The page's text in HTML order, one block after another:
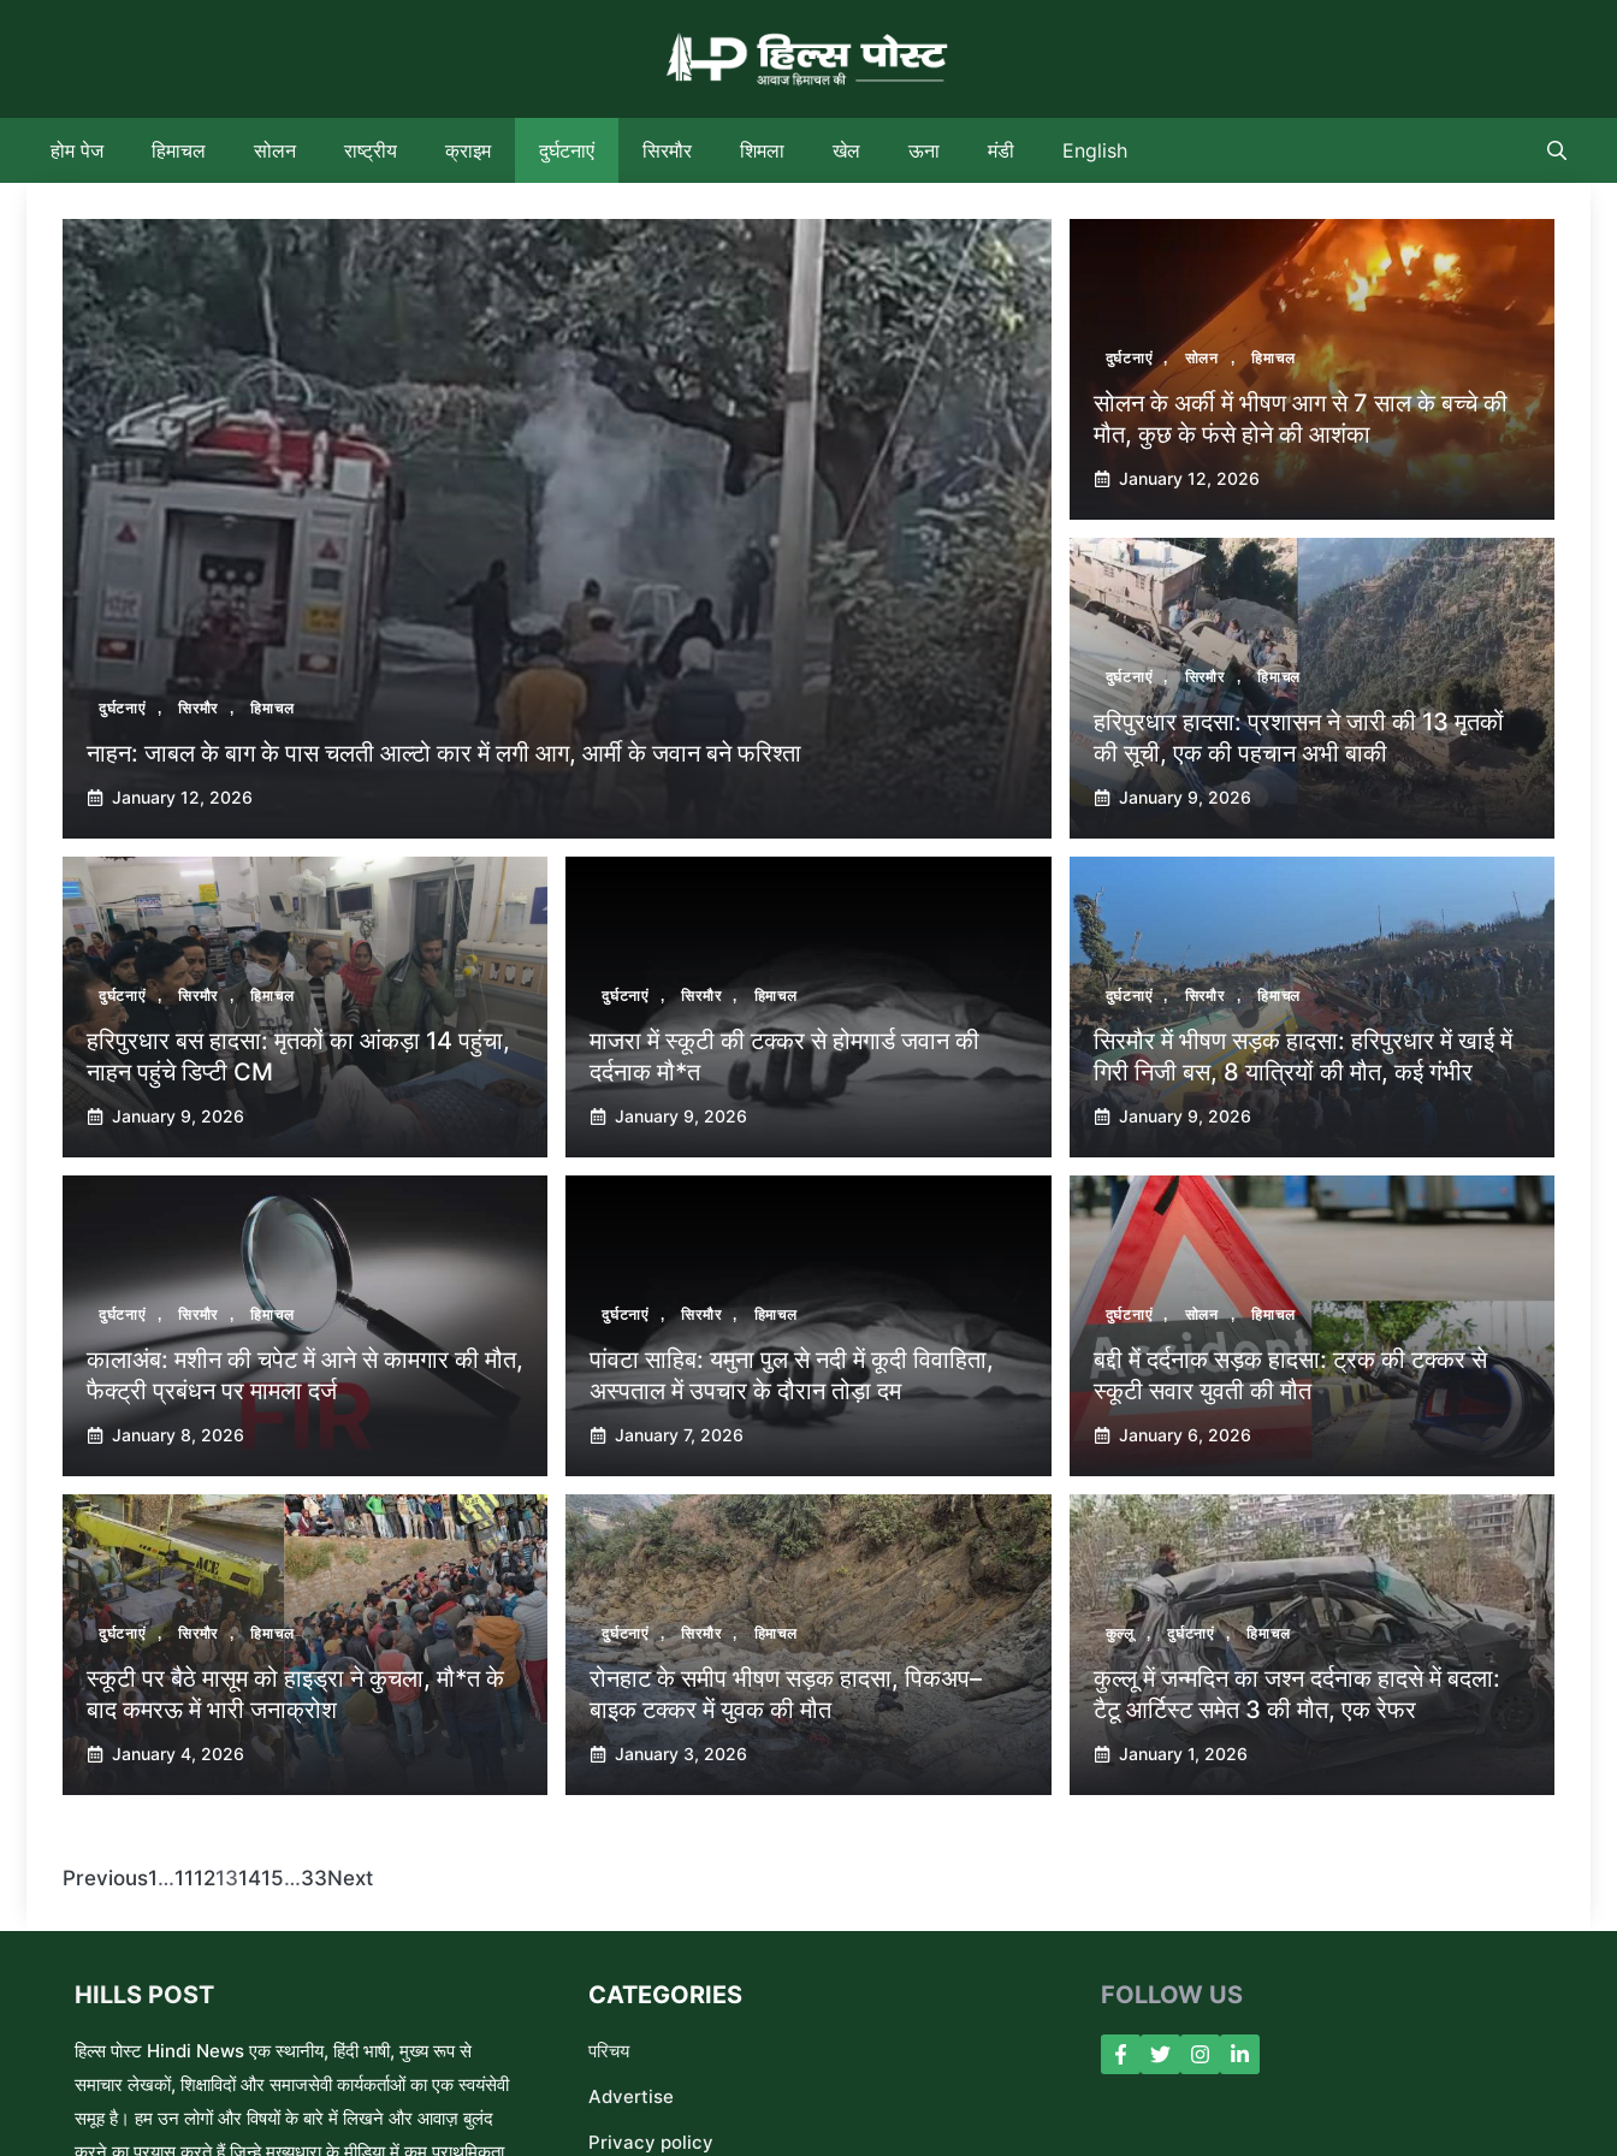
होम पेज हिमाचल सोलन राष्ट्रीय क्राइम दुर्घटनाएं सिरमौर शिमला खेल ऊना मंडी English
दुर्घटनाएं , सिरमौर , हिमाचल
नाहन: जाबल के बाग के पास चलती आल्टो कार में लगी आग, आर्मी के जवान बने फरिश्ता
January 12, 2026
दुर्घटनाएं , सोलन , हिमाचल
सोलन के अर्की में भीषण आग से 7 साल के बच्चे की
मौत, कुछ के फंसे होने की आशंका
January 12, 2026
दुर्घटनाएं , सिरमौर , हिमाचल
हरिपुरधार हादसा: प्रशासन ने जारी की 13 मृतकों
की सूची, एक की पहचान अभी बाकी
January 9, 2026
दुर्घटनाएं , सिरमौर , हिमाचल
हरिपुरधार बस हादसा: मृतकों का आंकड़ा 14 पहुंचा,
नाहन पहुंचे डिप्टी CM
January 9, 2026
दुर्घटनाएं , सिरमौर , हिमाचल
माजरा में स्कूटी की टक्कर से होमगार्ड जवान की
दर्दनाक मौ*त
January 9, 2026
दुर्घटनाएं , सिरमौर , हिमाचल
सिरमौर में भीषण सड़क हादसा: हरिपुरधार में खाई में
गिरी निजी बस, 8 यात्रियों की मौत, कई गंभीर
January 9, 2026
दुर्घटनाएं , सिरमौर , हिमाचल
कालाअंब: मशीन की चपेट में आने से कामगार की मौत,
फैक्ट्री प्रबंधन पर मामला दर्ज
January 8, 2026
दुर्घटनाएं , सिरमौर , हिमाचल
पांवटा साहिब: यमुना पुल से नदी में कूदी विवाहिता,
अस्पताल में उपचार के दौरान तोड़ा दम
January 7, 2026
दुर्घटनाएं , सोलन , हिमाचल
बद्दी में दर्दनाक सड़क हादसा: ट्रक की टक्कर से
स्कूटी सवार युवती की मौत
January 6, 2026
दुर्घटनाएं , सिरमौर , हिमाचल
स्कूटी पर बैठे मासूम को हाइड्रा ने कुचला, मौ*त के
बाद कमरऊ में भारी जनाक्रोश
January 4, 2026
दुर्घटनाएं , सिरमौर , हिमाचल
रोनहाट के समीप भीषण सड़क हादसा, पिकअप–
बाइक टक्कर में युवक की मौत
January 3, 2026
कुल्लू , दुर्घटनाएं , हिमाचल
कुल्लू में जन्मदिन का जश्न दर्दनाक हादसे में बदला:
टैटू आर्टिस्ट समेत 3 की मौत, एक रेफर
January 1, 2026
Previous1…1112131415…33Next
HILLS POST
हिल्स पोस्ट Hindi News एक स्थानीय, हिंदी भाषी, मुख्य रूप से
समाचार लेखकों, शिक्षाविदों और समाजसेवी कार्यकर्ताओं का एक स्वयंसेवी
समूह है। हम उन लोगों और विषयों के बारे में लिखने और आवाज़ बुलंद
CATEGORIES
परिचय
Advertise
Privacy policy
FOLLOW US